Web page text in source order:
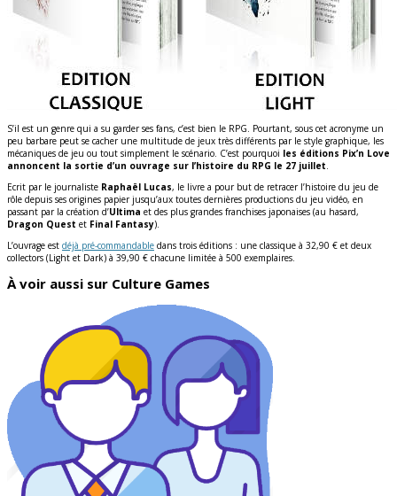
S’il est un genre qui a su garder ses fans, c’est bien le RPG. Pourtant, sous cet acronyme un
peu barbare peut se cacher une multitude de jeux très différents par le style graphique, les
mécaniques de jeu ou tout simplement le scénario. C’est pourquoi les éditions Pix’n Love
annoncent la sortie d’un ouvrage sur l’histoire du RPG le 27 juillet.
Ecrit par le journaliste Raphaël Lucas, le livre a pour but de retracer l’histoire du jeu de
rôle depuis ses origines papier jusqu’aux toutes dernières productions du jeu vidéo, en
passant par la création d’Ultima et des plus grandes franchises japonaises (au hasard,
Dragon Quest et Final Fantasy).
L’ouvrage est déjà pré-commandable dans trois éditions : une classique à 32,90 € et deux
collectors (Light et Dark) à 39,90 € chacune limitée à 500 exemplaires.
À voir aussi sur Culture Games